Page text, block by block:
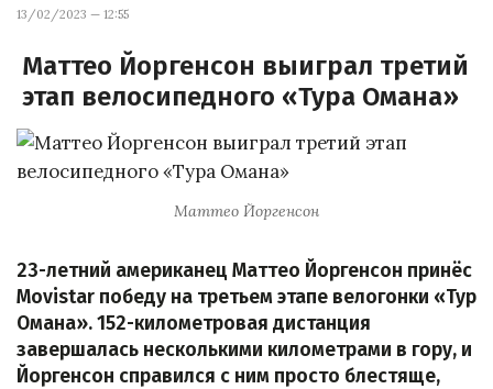
13/02/2023 — 12:55
Маттео Йоргенсон выиграл третий
этап велосипедного «Тура Омана»
Маттео Йоргенсон
23-летний американец Маттео Йоргенсон принёс
Movistar победу на третьем этапе велогонки «Тур
Омана». 152-километровая дистанция
завершалась несколькими километрами в гору, и
Йоргенсон справился с ним просто блестяще,